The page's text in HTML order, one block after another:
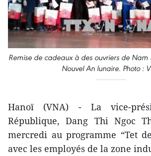
Remise de cadeaux à des ouvriers de Nam
Nouvel An lunaire. Photo :
Hanoï (VNA) - La vice-
République, Dang Thi Ngoc
mercredi au programme “Tet
avec les employés de la zone